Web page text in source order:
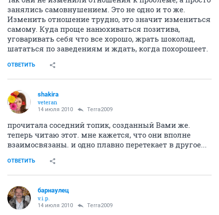
занялись самовнушением. Это не одно и то же.
Изменить отношение трудно, это значит измениться
самому. Куда проще нанюхиваться позитива,
уговаривать себя что все хорошо, жрать шоколад,
шататься по заведениям и ждать, когда похорошеет.
ОТВЕТИТЬ
shakira
veteran
14 июля 2010 Terra2009
прочитала соседний топик, созданный Вами же.
теперь читаю этот. мне кажется, что они вполне
взаимосвязаны. и одно плавно перетекает в другое...
ОТВЕТИТЬ
барнаулец
v.i.p.
14 июля 2010 Terra2009